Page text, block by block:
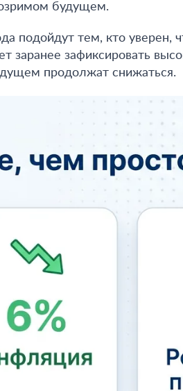
будущем.
подойдут тем, кто уверен,
заранее зафиксировать
продолжат снижаться.